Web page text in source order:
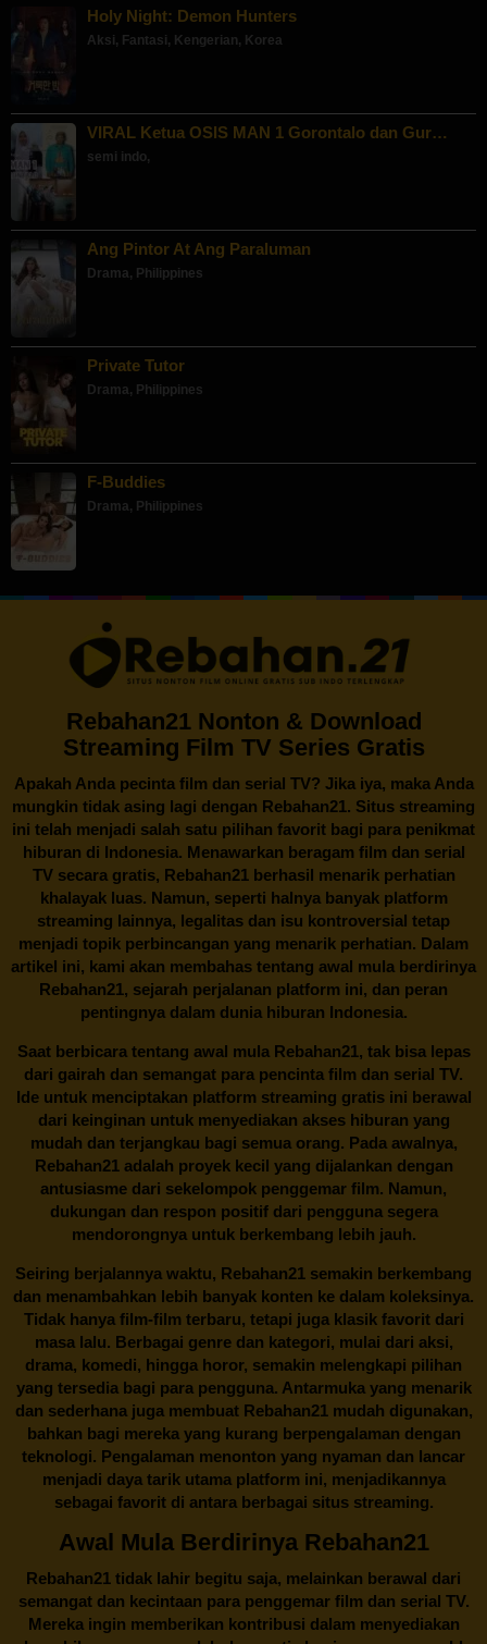
Holy Night: Demon Hunters
Aksi , Fantasi , Kengerian, Korea
VIRAL Ketua OSIS MAN 1 Gorontalo dan Gur…
semi indo,
Ang Pintor At Ang Paraluman
Drama, Philippines
Private Tutor
Drama, Philippines
F-Buddies
Drama, Philippines
Rebahan21 Nonton & Download
Streaming Film TV Series Gratis
Apakah Anda pecinta film dan serial TV? Jika iya, maka Anda
mungkin tidak asing lagi dengan Rebahan21. Situs streaming
ini telah menjadi salah satu pilihan favorit bagi para penikmat
hiburan di Indonesia. Menawarkan beragam film dan serial
TV secara gratis, Rebahan21berhasil menarik perhatian
khalayak luas. Namun, seperti halnya banyak platform
streaming lainnya, legalitas dan isu kontroversial tetap
menjadi topik perbincangan yang menarik perhatian. Dalam
artikel ini, kami akan membahas tentang awal mula berdirinya
Rebahan21, sejarah perjalanan platform ini, dan peran
pentingnya dalam dunia hiburan Indonesia.
Saat berbicara tentang awal mula Rebahan21, tak bisa lepas
dari gairah dan semangat para pencinta film dan serial TV.
Ide untuk menciptakan platform streaming gratis ini berawal
dari keinginan untuk menyediakan akses hiburan yang
mudah dan terjangkau bagi semua orang. Pada awalnya,
Rebahan21 adalah proyek kecil yang dijalankan dengan
antusiasme dari sekelompok penggemar film. Namun,
dukungan dan respon positif dari pengguna segera
mendorongnya untuk berkembang lebih jauh.
Seiring berjalannya waktu, Rebahan21 semakin berkembang
dan menambahkan lebih banyak konten ke dalam koleksinya.
Tidak hanya film-film terbaru, tetapi juga klasik favorit dari
masa lalu. Berbagai genre dan kategori, mulai dari aksi,
drama, komedi, hingga horor, semakin melengkapi pilihan
yang tersedia bagi para pengguna. Antarmuka yang menarik
dan sederhana juga membuatRebahan21mudah digunakan,
bahkan bagi mereka yang kurang berpengalaman dengan
teknologi. Pengalaman menonton yang nyaman dan lancar
menjadi daya tarik utama platform ini, menjadikannya
sebagai favorit di antara berbagai situs streaming.
Awal Mula Berdirinya Rebahan21
Rebahan21 tidak lahir begitu saja, melainkan berawal dari
semangat dan kecintaan para penggemar film dan serial TV.
Mereka ingin memberikan kontribusi dalam menyediakan